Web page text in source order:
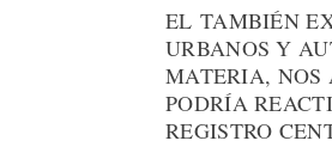
EL TAMBIÉN
URBANOS Y
MATERIA, NOS
PODRÍA
REGISTRO